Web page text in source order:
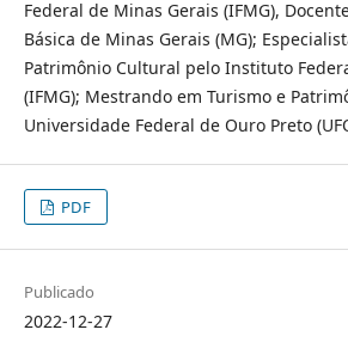
Federal de Minas Gerais (IFMG),
Básica de Minas Gerais (MG);
Patrimônio Cultural pelo Instituto
(IFMG); Mestrando em Turismo e
Universidade Federal de Ouro Preto
PDF
Publicado
2022-12-27